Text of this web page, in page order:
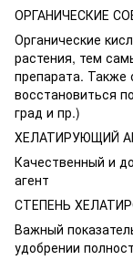
ОРГАНИЧЕСКИЕ
Органические
растения, тем
препарата. Также
восстановиться
град и пр.)
ХЕЛАТИРУЮЩИЙ
Качественный и
агент
СТЕПЕНЬ
Важный
удобрении